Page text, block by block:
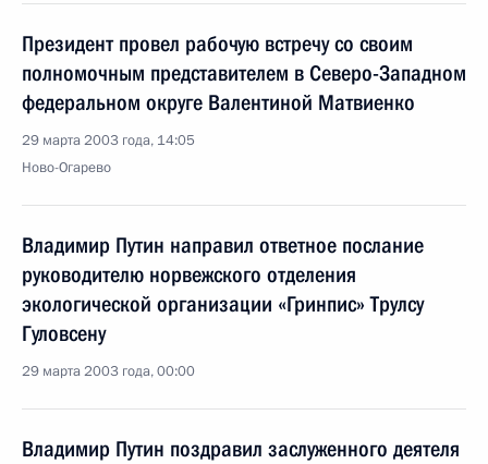
Президент провел рабочую встречу со своим
полномочным представителем в Северо-Западном
федеральном округе Валентиной Матвиенко
29 марта 2003 года, 14:05
Ново-Огарево
Владимир Путин направил ответное послание
руководителю норвежского отделения
экологической организации «Гринпис» Трулсу
Гуловсену
29 марта 2003 года, 00:00
Владимир Путин поздравил заслуженного деятеля